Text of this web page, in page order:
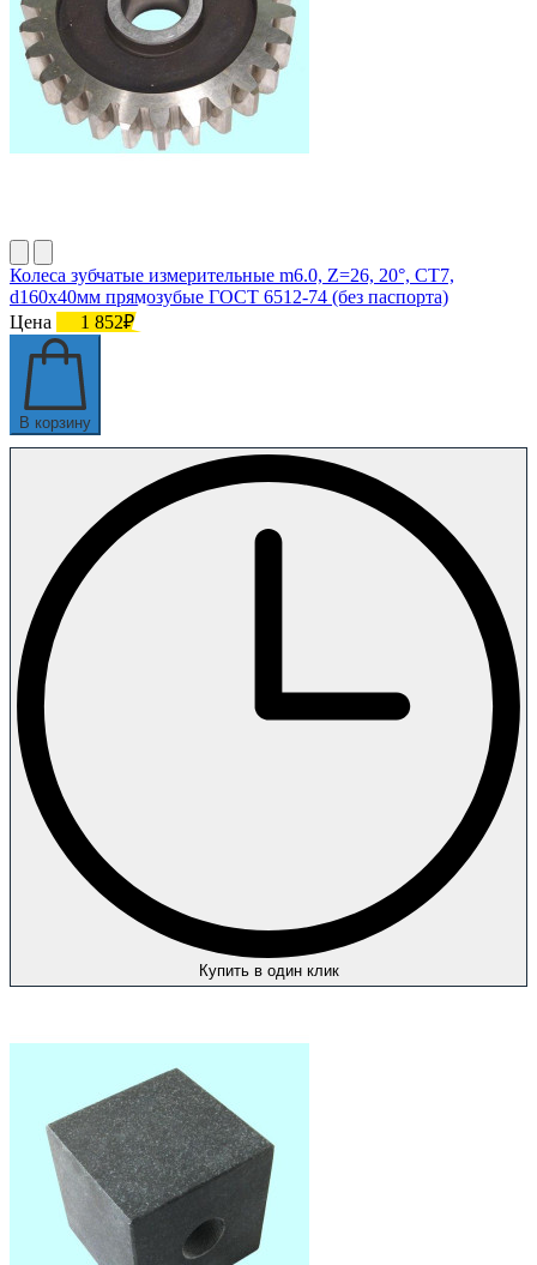
Колеса зубчатые измерительные m6.0, Z=26, 20°, СТ7,
d160х40мм прямозубые ГОСТ 6512-74 (без паспорта)
Цена
1 852₽
В корзину
Купить в один клик